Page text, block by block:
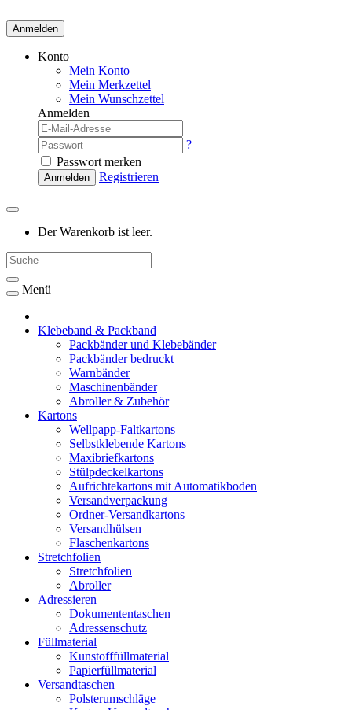
Anmelden
Konto
Mein Konto
Mein Merkzettel
Mein Wunschzettel
Anmelden
?
Passwort merken
Anmelden Registrieren
Der Warenkorb ist leer.
Menü
Klebeband & Packband
Packbänder und Klebebänder
Packbänder bedruckt
Warnbänder
Maschinenbänder
Abroller & Zubehör
Kartons
Wellpapp-Faltkartons
Selbstklebende Kartons
Maxibriefkartons
Stülpdeckelkartons
Aufrichtekartons mit Automatikboden
Versandverpackung
Ordner-Versandkartons
Versandhülsen
Flaschenkartons
Stretchfolien
Stretchfolien
Abroller
Adressieren
Dokumententaschen
Adressenschutz
Füllmaterial
Kunstofffüllmaterial
Papierfüllmaterial
Versandtaschen
Polsterumschläge